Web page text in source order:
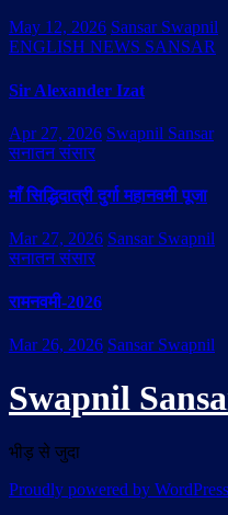
May 12, 2026 Sansar Swapnil
ENGLISH NEWS SANSAR
Sir Alexander Izat
Apr 27, 2026 Swapnil Sansar
सनातन संसार
माँ सिद्धिदात्री दुर्गा महानवमी पूजा
Mar 27, 2026 Sansar Swapnil
सनातन संसार
रामनवमी-2026
Mar 26, 2026 Sansar Swapnil
Swapnil
भीड़ से जुदा
Proudly powered by WordPress